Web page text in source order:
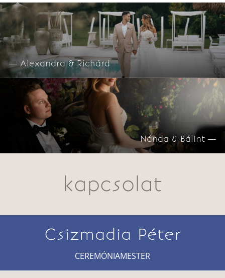
— Alexandra & Richárd
Nánda & Bálint —
kapcsolat
Csizmadia Péter
CEREMÓNIAMESTER